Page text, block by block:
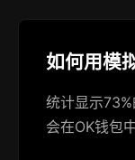
如何用模
统计显示
会在OK钱包